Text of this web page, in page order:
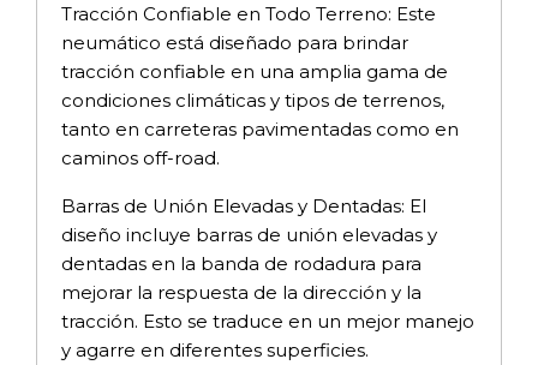
Tracción Confiable en Todo Terreno: Este
neumático está diseñado para brindar
tracción confiable en una amplia gama de
condiciones climáticas y tipos de terrenos,
tanto en carreteras pavimentadas como en
caminos off-road.
Barras de Unión Elevadas y Dentadas: El
diseño incluye barras de unión elevadas y
dentadas en la banda de rodadura para
mejorar la respuesta de la dirección y la
tracción. Esto se traduce en un mejor manejo
y agarre en diferentes superficies.